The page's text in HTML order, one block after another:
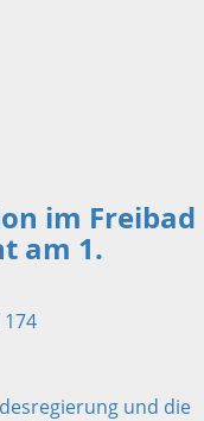
im Freibad
am 1.
174
und die